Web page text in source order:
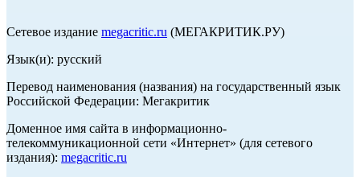
Сетевое издание megacritic.ru (МЕГАКРИТИК.РУ)
Язык(и): русский
Перевод наименования (названия) на государственный язык
Российской Федерации: Мегакритик
Доменное имя сайта в информационно-
телекоммуникационной сети «Интернет» (для сетевого
издания): megacritic.ru